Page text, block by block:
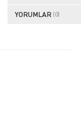
YORUMLAR (0)